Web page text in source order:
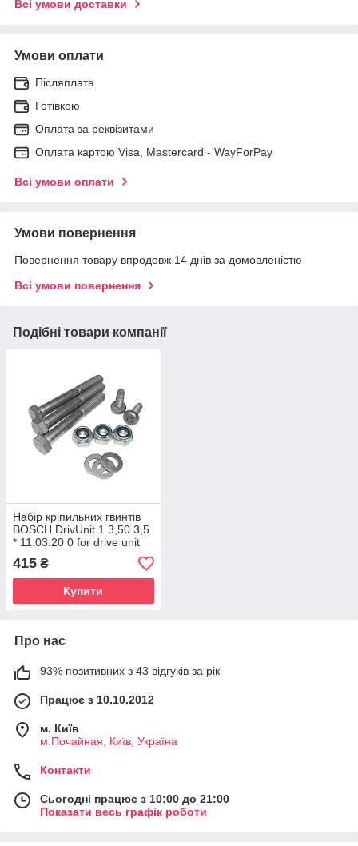
Всі умови доставки
Умови оплати
Післяплата
Готівкою
Оплата за реквізитами
Оплата картою Visa, Mastercard - WayForPay
Всі умови оплати
Умови повернення
Повернення товару впродовж 14 днів за домовленістю
Всі умови повернення
Подібні товари компанії
Набір кріпильних гвинтів
BOSCH DrivUnit 1 3,50 3,5
* 11.03.20 0 for drive unit
(Gen 2)
415 ₴
Купити
Про нас
93% позитивних з 43 відгуків за рік
Працює з 10.10.2012
м. Київ
м.Почайная, Київ, Україна
Контакти
Сьогодні працює з 10:00 до 21:00
Показати весь графік роботи